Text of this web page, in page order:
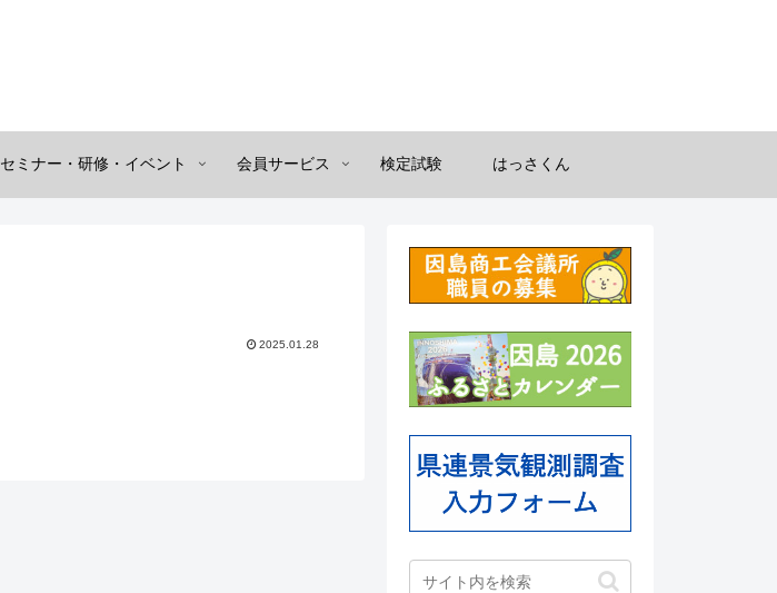
セミナー・研修・イベント 会員サービス 検定試験 はっさくん
2025.01.28